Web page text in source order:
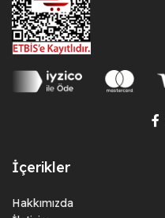
İçerikler
Hakkımızda